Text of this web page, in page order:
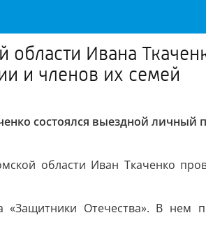
области Ивана
и членов их семей
состоялся выездной
области Иван Ткаченко
Отечества». В нем